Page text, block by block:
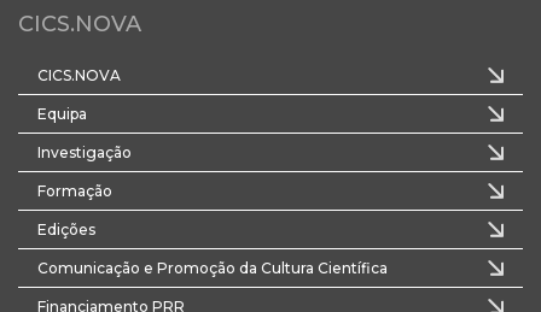
CICS.NOVA
CICS.NOVA
Equipa
Investigação
Formação
Edições
Comunicação e Promoção da Cultura Científica
Financiamento PRR